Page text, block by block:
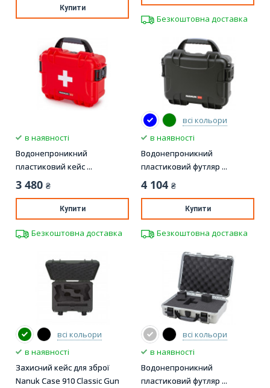
Купити
Безкоштовна доставка
в наявності
Водонепроникний
пластиковий кейс ...
3 480 ₴
Купити
Безкоштовна доставка
всі кольори
в наявності
Водонепроникний
пластиковий футляр ...
4 104 ₴
Купити
Безкоштовна доставка
всі кольори
в наявності
Захисний кейс для зброї
Nanuk Case 910 Classic Gun
всі кольори
в наявності
Водонепроникний
пластиковий футляр ...